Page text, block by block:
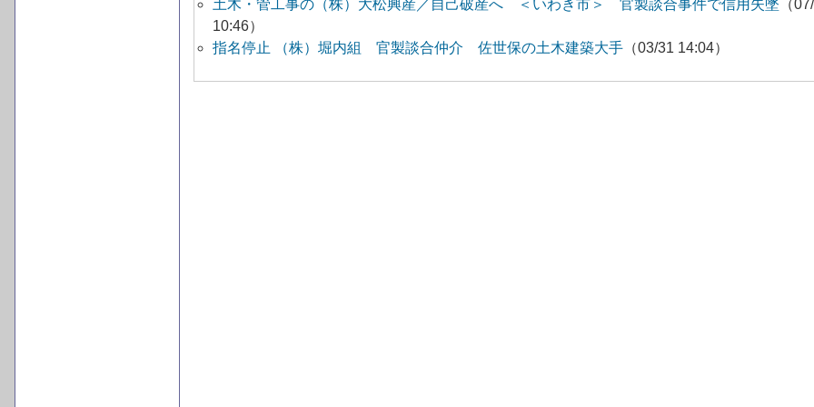
土木・管工事の（株）大松興産／自己破産へ ＜いわき市＞ 官製談合事件で信用失墜 （
10:46）
指名停止 （株）堀内組 官製談合仲介 佐世保の土木建築大手 （03/31 14:04）